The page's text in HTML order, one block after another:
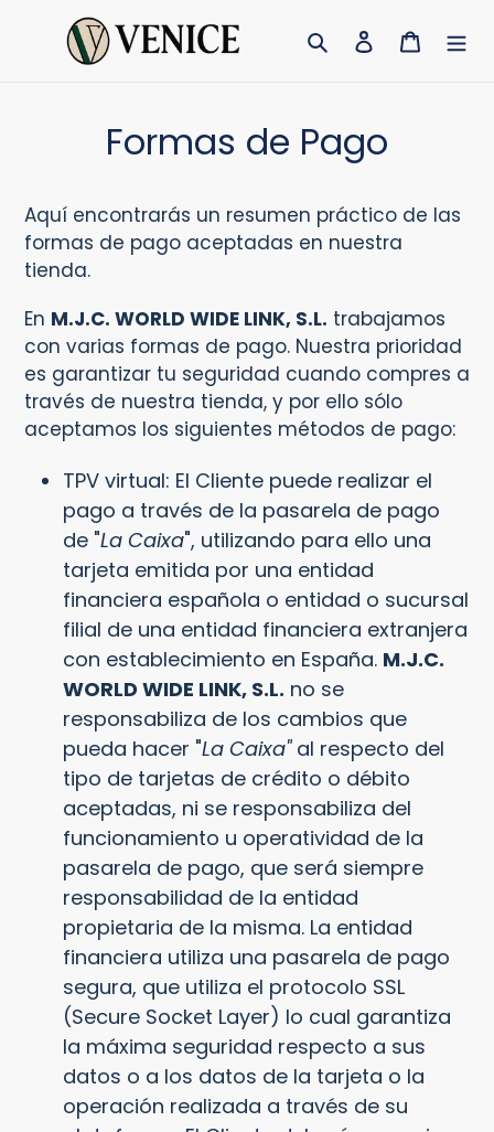
directamente
Buscar IngresarCarrito
Formas de Pago
Aquí encontrarás un resumen práctico de las
formas de pago aceptadas en nuestra
tienda.
En M.J.C. WORLD WIDE LINK, S.L. trabajamos
con varias formas de pago. Nuestra prioridad
es garantizar tu seguridad cuando compres a
través de nuestra tienda, y por ello sólo
aceptamos los siguientes métodos de pago:
TPV virtual: El Cliente puede realizar el
pago a través de la pasarela de pago
de "La Caixa", utilizando para ello una
tarjeta emitida por una entidad
financiera española o entidad o sucursal
filial de una entidad financiera extranjera
con establecimiento en España. M.J.C.
WORLD WIDE LINK, S.L. no se
responsabiliza de los cambios que
pueda hacer "La Caixa"al respecto del
tipo de tarjetas de crédito o débito
aceptadas, ni se responsabiliza del
funcionamiento u operatividad de la
pasarela de pago, que será siempre
responsabilidad de la entidad
propietaria de la misma. La entidad
financiera utiliza una pasarela de pago
segura, que utiliza el protocolo SSL
(Secure Socket Layer) lo cual garantiza
la máxima seguridad respecto a sus
datos o a los datos de la tarjeta o la
operación realizada a través de su